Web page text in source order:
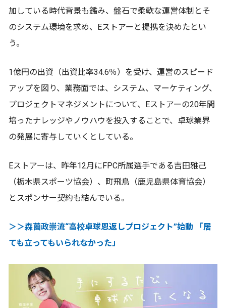
加している時代背景も鑑み、盤石で柔軟な運営体制とそ
のシステム環境を求め、Eストアーと提携を決めたとい
う。
1億円の出資（出資比率34.6％）を受け、運営のスピード
アップを図り、業務面では、システム、マーケティング、
プロジェクトマネジメントについて、Eストアーの20年間
培ったナレッジやノウハウを投入することで、卓球業界
の発展に寄与していくとしている。
Eストアーは、昨年12月にFPC所属選手である吉田雅己
（栃木県スポーツ協会）、町飛鳥（鹿児島県体育協会）
とスポンサー契約も結んでいる。
＞＞森薗政崇流“高校卓球恩返しプロジェクト”始動 「居
ても立ってもいられなかった」